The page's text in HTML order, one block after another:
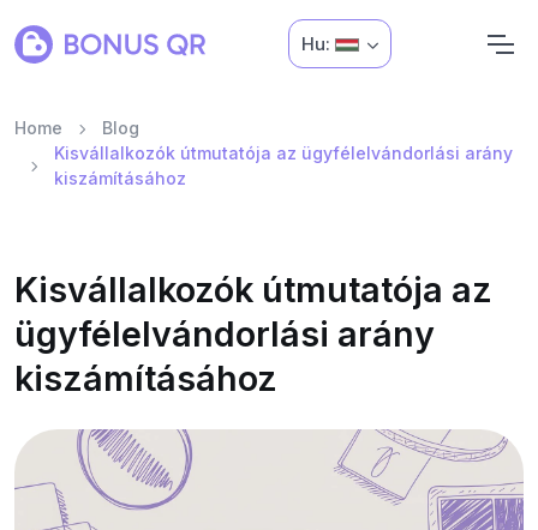
Hu:
Home
Blog
Kisvállalkozók útmutatója az ügyfélelvándorlási arány
kiszámításához
Kisvállalkozók útmutatója az
ügyfélelvándorlási arány
kiszámításához